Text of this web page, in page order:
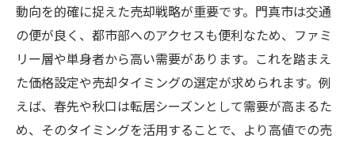
動向を的確に捉えた売却戦略が重要です。門真市は交通
の便が良く、都市部へのアクセスも便利なため、ファミ
リー層や単身者から高い需要があります。これを踏まえ
た価格設定や売却タイミングの選定が求められます。例
えば、春先や秋口は転居シーズンとして需要が高まるた
め、そのタイミングを活用することで、より高値での売